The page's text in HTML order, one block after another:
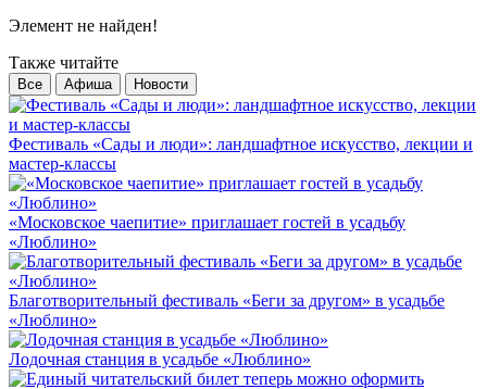
Элемент не найден!
Также читайте
Все Афиша Новости
Фестиваль «Сады и люди»: ландшафтное искусство, лекции и
мастер-классы
«Московское чаепитие» приглашает гостей в усадьбу
«Люблино»
Благотворительный фестиваль «Беги за другом» в усадьбе
«Люблино»
Лодочная станция в усадьбе «Люблино»